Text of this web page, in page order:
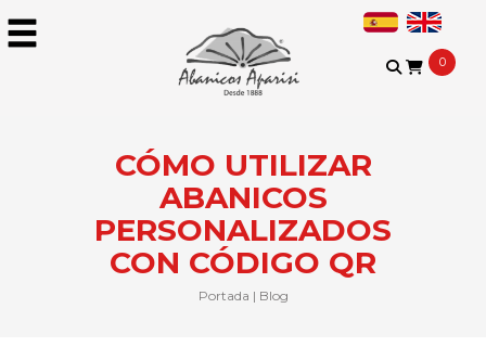
0
CÓMO UTILIZAR
ABANICOS
PERSONALIZADOS
CON CÓDIGO QR
Portada | Blog